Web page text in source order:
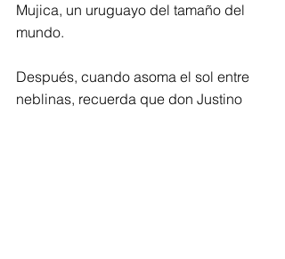
Mujica, un uruguayo del tamaño del
mundo.
Después, cuando asoma el sol entre
neblinas, recuerda que don Justino